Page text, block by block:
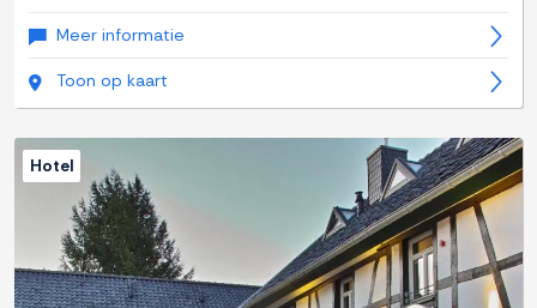
Meer informatie
Toon op kaart
Hotel